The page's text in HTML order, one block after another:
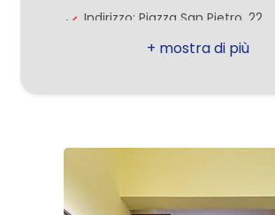
Indirizzo: Piazza San Pietro, 22
CAP: 20033
Locali: 3
opzioni
multiscelta